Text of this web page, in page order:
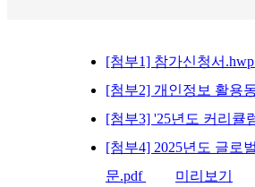
[첨부1] 참가신청서.hwp
[첨부2] 개인정보 활용
[첨부3] '25년도 커리큘
[첨부4] 2025년도 글로
문.pdf
미리보기